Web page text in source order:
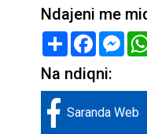
Ndajeni me
Share
Na ndiqni:
Saranda Web